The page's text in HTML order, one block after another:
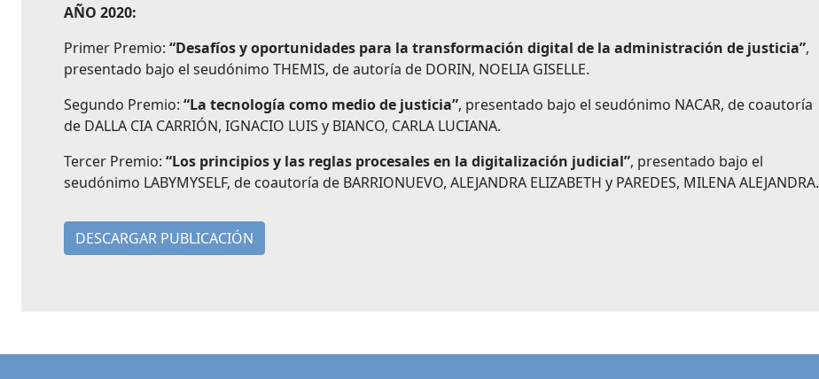
AÑO 2020:
Primer Premio: “Desafíos y oportunidades para la transformación digital de la administración de justicia”,
presentado bajo el seudónimo THEMIS, de autoría de DORIN, NOELIA GISELLE.
Segundo Premio: “La tecnología como medio de justicia”, presentado bajo el seudónimo NACAR, de coautoría
de DALLA CIA CARRIÓN, IGNACIO LUIS y BIANCO, CARLA LUCIANA.
Tercer Premio: “Los principios y las reglas procesales en la digitalización judicial”, presentado bajo el
seudónimo LABYMYSELF, de coautoría de BARRIONUEVO, ALEJANDRA ELIZABETH y PAREDES, MILENA ALEJANDRA.
DESCARGAR PUBLICACIÓN